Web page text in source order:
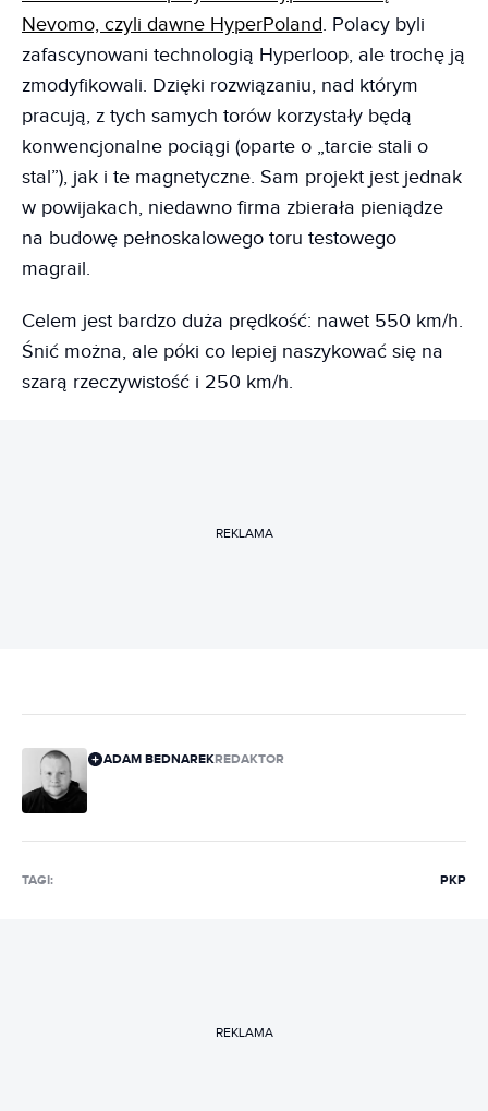
Nevomo, czyli dawne HyperPoland. Polacy byli
zafascynowani technologią Hyperloop, ale trochę ją
zmodyfikowali. Dzięki rozwiązaniu, nad którym
pracują, z tych samych torów korzystały będą
konwencjonalne pociągi (oparte o „tarcie stali o
stal”), jak i te magnetyczne. Sam projekt jest jednak
w powijakach, niedawno firma zbierała pieniądze
na budowę pełnoskalowego toru testowego
magrail.
Celem jest bardzo duża prędkość: nawet 550 km/h.
Śnić można, ale póki co lepiej naszykować się na
szarą rzeczywistość i 250 km/h.
REKLAMA
ADAM BEDNAREKREDAKTOR
TAGI: PKP
REKLAMA